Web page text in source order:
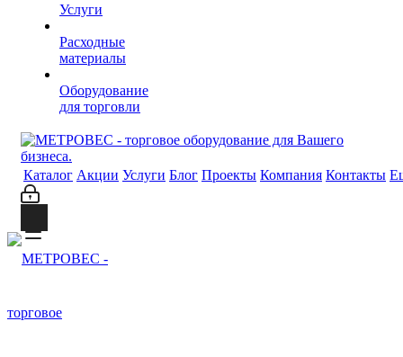
Услуги
Расходные
материалы
Оборудование
для торговли
Каталог Акции Услуги Блог Проекты Компания Контакты